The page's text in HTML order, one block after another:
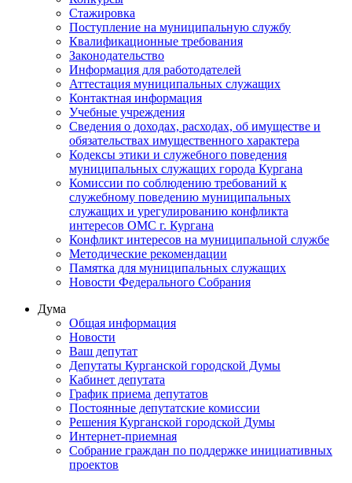
Стажировка
Поступление на муниципальную службу
Квалификационные требования
Законодательство
Информация для работодателей
Аттестация муниципальных служащих
Контактная информация
Учебные учреждения
Сведения о доходах, расходах, об имуществе и
обязательствах имущественного характера
Кодексы этики и служебного поведения
муниципальных служащих города Кургана
Комиссии по соблюдению требований к
служебному поведению муниципальных
служащих и урегулированию конфликта
интересов ОМС г. Кургана
Конфликт интересов на муниципальной службе
Методические рекомендации
Памятка для муниципальных служащих
Новости Федерального Cобрания
Дума
Общая информация
Новости
Ваш депутат
Депутаты Курганской городской Думы
Кабинет депутата
График приема депутатов
Постоянные депутатские комиссии
Решения Курганской городской Думы
Интернет-приемная
Собрание граждан по поддержке инициативных
проектов